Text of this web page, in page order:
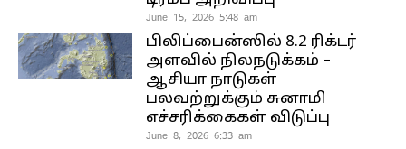
June 15, 2026 5:48 am
பிலிப்பைன்ஸில் 8.2 ரிக்டர்
அளவில் நிலநடுக்கம் –
ஆசியா நாடுகள்
பலவற்றுக்கும் சுனாமி
எச்சரிக்கைகள் விடுப்பு
June 8, 2026 6:33 am